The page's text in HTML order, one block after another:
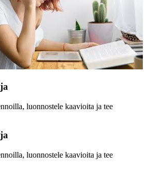
luonnostele kaavioita ja tee
luonnostele kaavioita ja tee